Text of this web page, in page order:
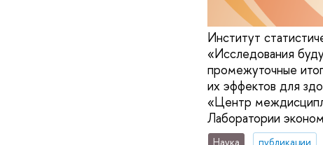
Институт
«Исследования
промежуточные
их эффектов для
«Центр
Лаборатории
Наука публикации